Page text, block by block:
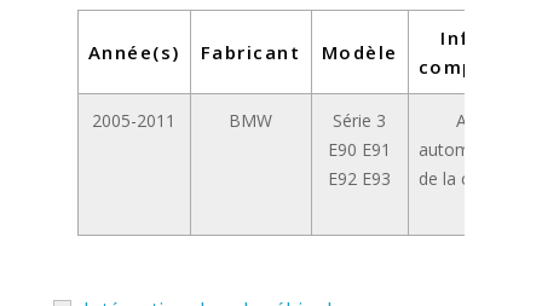
Année(s) Fabricant Modèle
2005-2011 BMW
Série 3
E90 E91
E92 E93
Avec
automatique
de la